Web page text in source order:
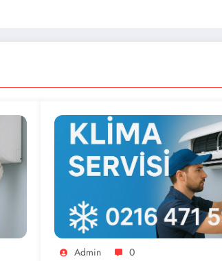
Admin 0